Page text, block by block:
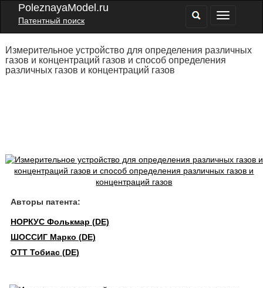
PoleznayaModel.ru
Патентный поиск
Измерительное устройство для определения различных
газов и концентраций газов и способ определения
различных газов и концентраций газов
Авторы патента:
НОРКУС Фолькмар (DE)
ШОССИГ Марко (DE)
ОТТ Тобиас (DE)